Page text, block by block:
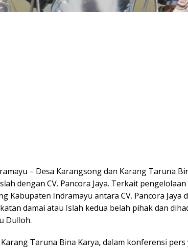
– Desa Karangsong dan Karang Taruna
dengan CV. Pancora Jaya. Terkait
Kabupaten Indramayu antara CV. Pancora Jaya
damai atau Islah kedua belah pihak dan
Dulloh.
Taruna Bina Karya, dalam konferensi